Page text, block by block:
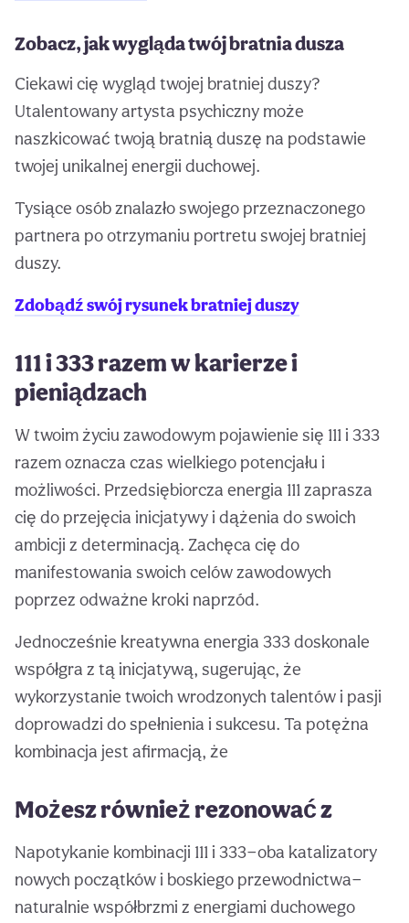
Zobacz, jak wygląda twój bratnia dusza
Ciekawi cię wygląd twojej bratniej duszy?
Utalentowany artysta psychiczny może
naszkicować twoją bratnią duszę na podstawie
twojej unikalnej energii duchowej.
Tysiące osób znalazło swojego przeznaczonego
partnera po otrzymaniu portretu swojej bratniej
duszy.
Zdobądź swój rysunek bratniej duszy
111 i 333 razem w karierze i
pieniądzach
W twoim życiu zawodowym pojawienie się 111 i 333
razem oznacza czas wielkiego potencjału i
możliwości. Przedsiębiorcza energia 111 zaprasza
cię do przejęcia inicjatywy i dążenia do swoich
ambicji z determinacją. Zachęca cię do
manifestowania swoich celów zawodowych
poprzez odważne kroki naprzód.
Jednocześnie kreatywna energia 333 doskonale
współgra z tą inicjatywą, sugerując, że
wykorzystanie twoich wrodzonych talentów i pasji
doprowadzi do spełnienia i sukcesu. Ta potężna
kombinacja jest afirmacją, że
Możesz również rezonować z
Napotykanie kombinacji 111 i 333—oba katalizatory
nowych początków i boskiego przewodnictwa—
naturalnie współbrzmi z energiami duchowego